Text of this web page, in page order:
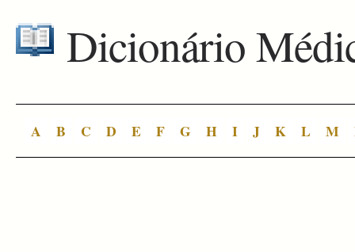
Dicionário
A B C D E F G H I J K L M